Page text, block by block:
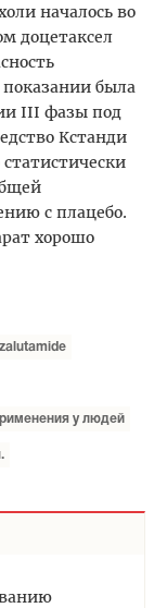
началось во
доцетаксел
была
III фазы под
Кстанди
с плацебо.
хорошо
у людей